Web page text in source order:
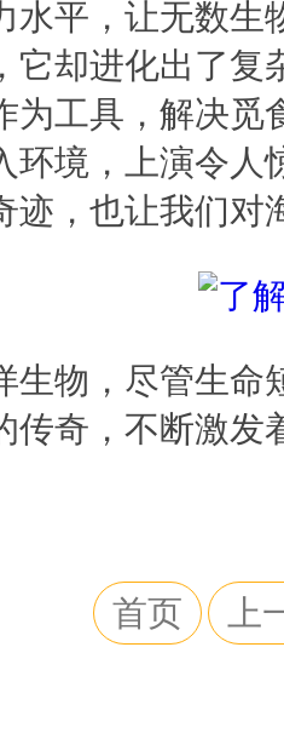
水平，让无数
它却进化出了
为工具，解决
环境，上演令人
迹，也让我们
生物，尽管生
传奇，不断激
首页 上